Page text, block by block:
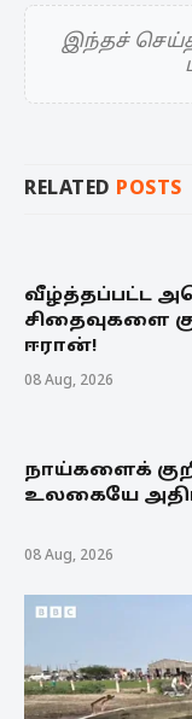
இந்தச்
RELATED POSTS
வீழ்த்தப்பட்ட
சிதைவுகளை
ஈரான்!
08 Aug, 2026
நாய்களைக்
உலகையே
08 Aug, 2026